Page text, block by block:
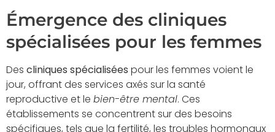
Émergence des cliniques
spécialisées pour les femmes
Des cliniques spécialisées pour les femmes voient le
jour, offrant des services axés sur la santé
reproductive et le bien-être mental. Ces
établissements se concentrent sur des besoins
spécifiques, tels que la fertilité, les troubles hormonaux